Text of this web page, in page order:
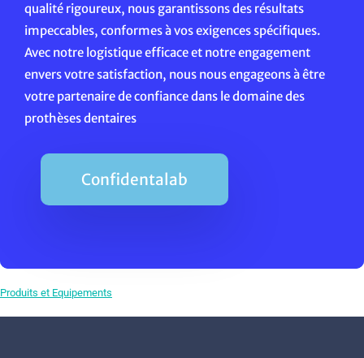
qualité rigoureux, nous garantissons des résultats
impeccables, conformes à vos exigences spécifiques.
Avec notre logistique efficace et notre engagement
envers votre satisfaction, nous nous engageons à être
votre partenaire de confiance dans le domaine des
prothèses dentaires
Confidentalab
Produits et Equipements